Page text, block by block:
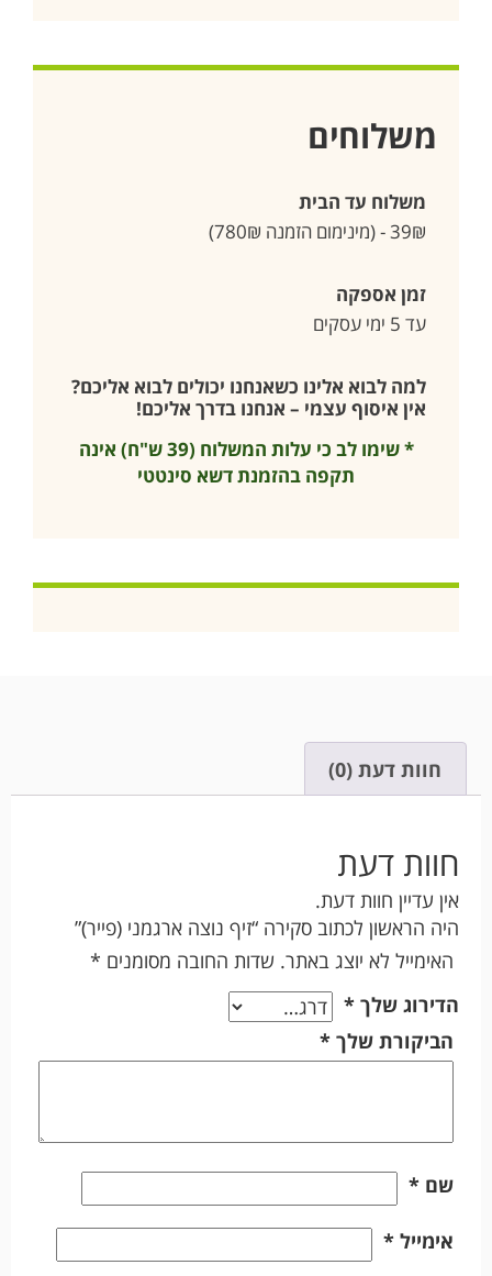
משלוחים
משלוח עד הבית
39₪ - (מינימום הזמנה 780₪)
זמן אספקה
עד 5 ימי עסקים
למה לבוא אלינו כשאנחנו יכולים לבוא אליכם?
אין איסוף עצמי – אנחנו בדרך אליכם!
* שימו לב כי עלות המשלוח (39 ש"ח) אינה
תקפה בהזמנת דשא סינטטי
חוות דעת (0)
חוות דעת
אין עדיין חוות דעת.
היה הראשון לכתוב סקירה “זיף נוצה ארגמני (פייר)”
האימייל לא יוצג באתר. שדות החובה מסומנים *
הדירוג שלך *
הביקורת שלך *
שם *
אימייל *